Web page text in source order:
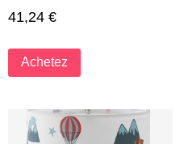
41,24 €
Achetez